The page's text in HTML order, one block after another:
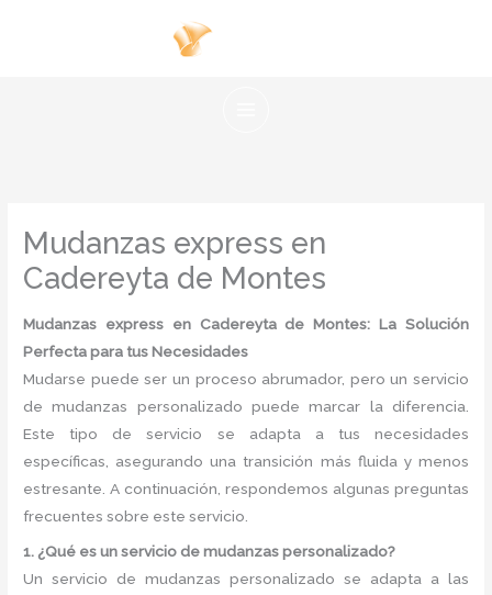
Mudanzas express en
Cadereyta de Montes
Mudanzas express en Cadereyta de Montes: La Solución
Perfecta para tus Necesidades
Mudarse puede ser un proceso abrumador, pero un servicio
de mudanzas personalizado puede marcar la diferencia.
Este tipo de servicio se adapta a tus necesidades
específicas, asegurando una transición más fluida y menos
estresante. A continuación, respondemos algunas preguntas
frecuentes sobre este servicio.
1. ¿Qué es un servicio de mudanzas personalizado?
Un servicio de mudanzas personalizado se adapta a las